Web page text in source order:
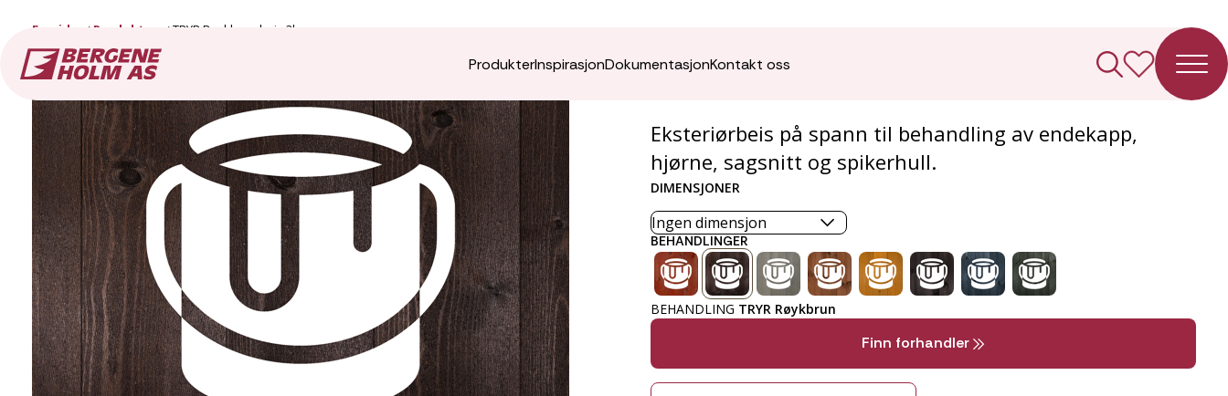
ProdukterInspirasjonDokumentasjonKontakt oss
Forside Produkter TRYR Røykbrun beis 3l
TRYR Røykbrun beis 3l
Eksteriørbeis på spann til behandling av endekapp,
hjørne, sagsnitt og spikerhull.
DIMENSJONER
BEHANDLINGER
BEHANDLING TRYR Røykbrun
Finn forhandler